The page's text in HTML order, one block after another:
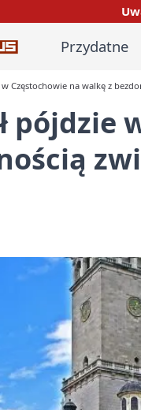
Przydatne
Częstochowie na walkę z
pójdzie